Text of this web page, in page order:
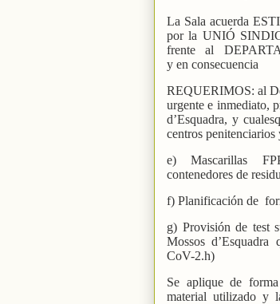
La Sala acuerda
por la UNIÓ
frente
al
y en consecuencia
REQUERIMOS: al
urgente e inmediato,
d’Esquadra, y
centros
e)
Mascarillas
contenedores de
f) Planificación de
g) Provisión de test
Mossos d’Esquadra
CoV-2.h)
Se aplique de forma
material utilizado y